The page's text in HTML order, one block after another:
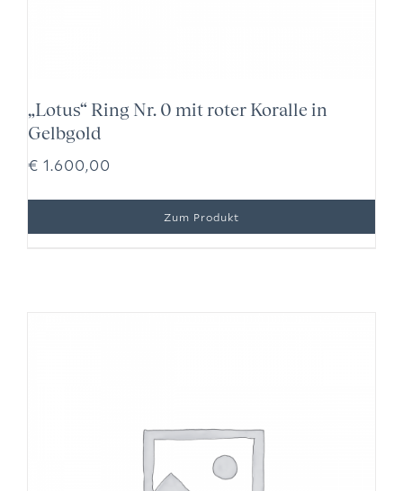
„Lotus“ Ring Nr. 0 mit roter Koralle in
Gelbgold
€ 1.600,00